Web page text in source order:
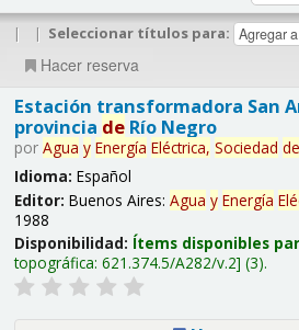
| | Seleccionar títulos para:
Hacer reserva
Estación transformadora San
provincia deRío Negro
por Agua y Energía Eléctrica, Sociedad de
Idioma: Español
Editor: Buenos Aires: Agua y Energía
1988
Disponibilidad: Ítems disponibles
topográfica: 621.374.5/A282/v.2 (3).